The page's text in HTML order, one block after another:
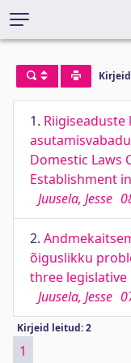
1.
Domestic Laws
Establishment
Juusela, Jesse
2.
õiguslikku
three
Juusela, Jesse
Kirjeid leitud: 2
1